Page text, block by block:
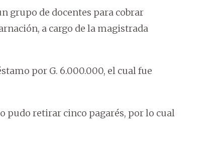
grupo de docentes para cobrar
a cargo de la magistrada
por G. 6.000.000, el cual fue
pudo retirar cinco pagarés, por lo cual